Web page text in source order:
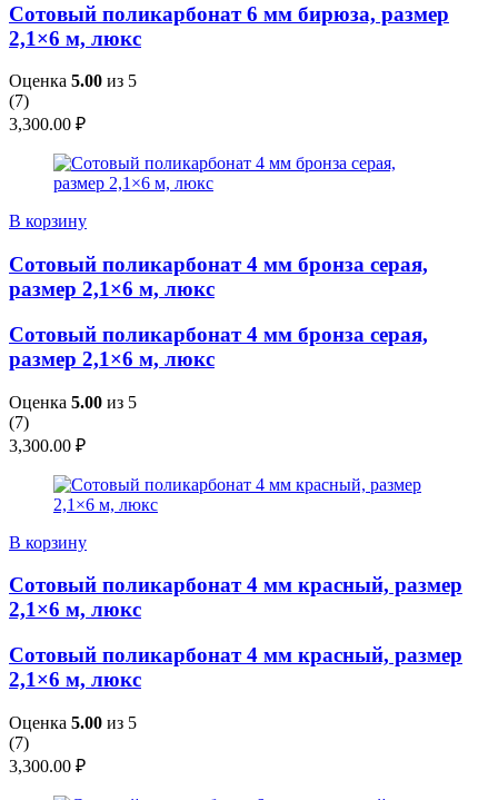
Сотовый поликарбонат 6 мм бирюза, размер
2,1×6 м, люкс
Оценка 5.00 из 5
(7)
3,300.00 ₽
В корзину
Сотовый поликарбонат 4 мм бронза серая,
размер 2,1×6 м, люкс
Сотовый поликарбонат 4 мм бронза серая,
размер 2,1×6 м, люкс
Оценка 5.00 из 5
(7)
3,300.00 ₽
В корзину
Сотовый поликарбонат 4 мм красный, размер
2,1×6 м, люкс
Сотовый поликарбонат 4 мм красный, размер
2,1×6 м, люкс
Оценка 5.00 из 5
(7)
3,300.00 ₽